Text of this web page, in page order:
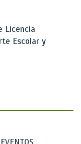
Licencia
Escolar y